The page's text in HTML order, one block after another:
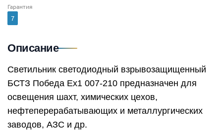
Гарантия
7
Описание
Светильник светодиодный взрывозащищенный
БСТЗ Победа Ex1 007-210 предназначен для
освещения шахт, химических цехов,
нефтеперерабатывающих и металлургических
заводов, АЗС и др.